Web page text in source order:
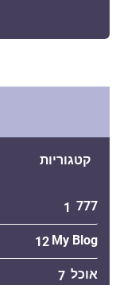
קטגוריות
777
1
My Blog
12
אוכל 7